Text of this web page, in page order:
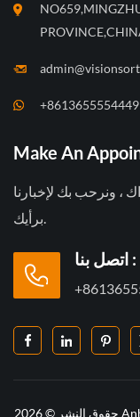
+8613655554449
Make An
، ونرحب بك لإخبارنا
برأيك.
اتصل بنا :
حقوق النشر © 2026 Anhui Vsee Optoelectronic Technology Co., Ltd.